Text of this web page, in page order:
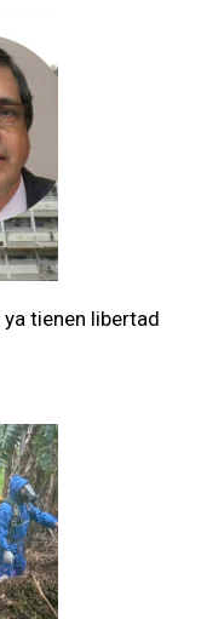
tienen libertad